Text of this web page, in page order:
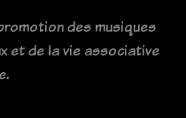
des musiques
et de la vie associative